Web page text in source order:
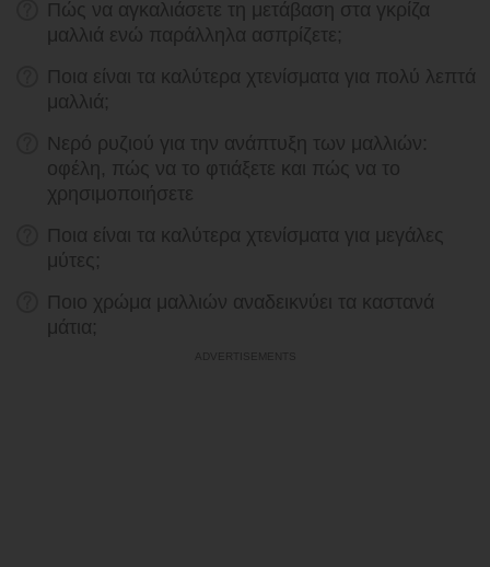
Πώς να αγκαλιάσετε τη μετάβαση στα γκρίζα
μαλλιά ενώ παράλληλα ασπρίζετε;
Ποια είναι τα καλύτερα χτενίσματα για πολύ λεπτά
μαλλιά;
Νερό ρυζιού για την ανάπτυξη των μαλλιών:
οφέλη, πώς να το φτιάξετε και πώς να το
χρησιμοποιήσετε
Ποια είναι τα καλύτερα χτενίσματα για μεγάλες
μύτες;
Ποιο χρώμα μαλλιών αναδεικνύει τα καστανά
μάτια;